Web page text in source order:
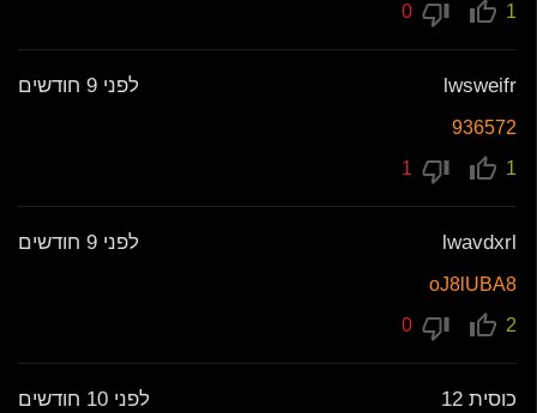
1
lwsweifr לפני 9 חודשים
936572
1
lwavdxrl לפני 9 חודשים
oJ8lUBA8
2
כוסית 12 לפני 10 חודשים